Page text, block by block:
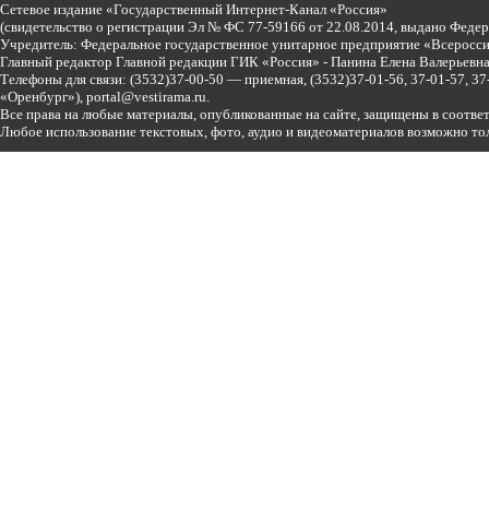
Сетевое издание «Государственный Интернет-Канал «Россия»
(свидетельство о регистрации Эл № ФС 77-59166 от 22.08.2014, выдано
Учредитель: Федеральное государственное унитарное предприятие
Главный редактор Главной редакции ГИК «Россия» - Панина Елена
Телефоны для связи: (3532)37-00-50 — приемная, (3532)37-01-56, 37-01-57,
«Оренбург»), portal@vestirama.ru.
Все права на любые материалы, опубликованные на сайте, защищены в
Любое использование текстовых, фото, аудио и видеоматериалов возможно